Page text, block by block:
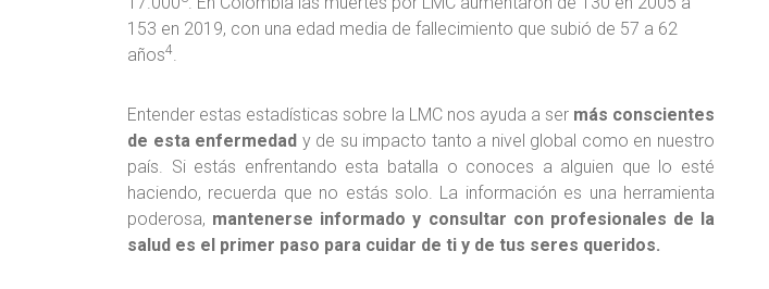
153 en 2019, con una edad media de fallecimiento que subió de 57 a 62
años4.
Entender estas estadísticas sobre la LMC nos ayuda a ser más conscientes
de esta enfermedad y de su impacto tanto a nivel global como en nuestro
país. Si estás enfrentando esta batalla o conoces a alguien que lo esté
haciendo, recuerda que no estás solo. La información es una herramienta
poderosa, mantenerse informado y consultar con profesionales de la
salud es el primer paso para cuidar de ti y de tus seres queridos.